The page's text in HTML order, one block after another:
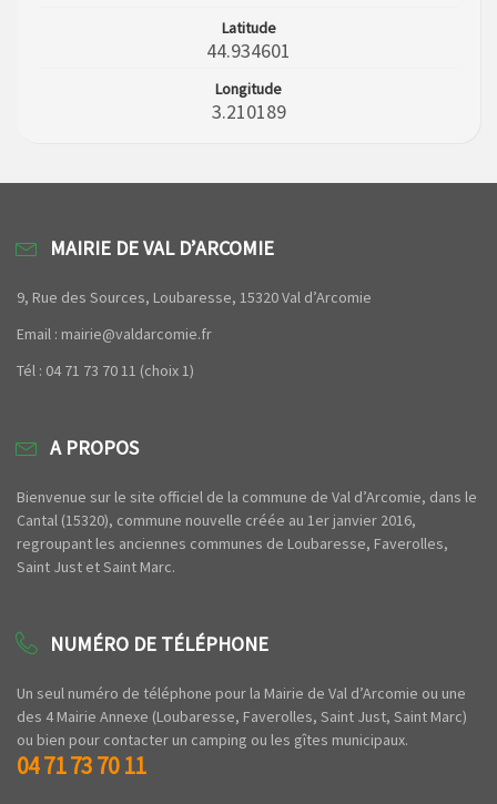
Latitude
44.934601
Longitude
3.210189
MAIRIE DE VAL D’ARCOMIE
9, Rue des Sources, Loubaresse, 15320 Val d’Arcomie
Email : mairie@valdarcomie.fr
Tél : 04 71 73 70 11 (choix 1)
A PROPOS
Bienvenue sur le site officiel de la commune de Val d’Arcomie, dans le
Cantal (15320), commune nouvelle créée au 1er janvier 2016,
regroupant les anciennes communes de Loubaresse, Faverolles,
Saint Just et Saint Marc.
NUMÉRO DE TÉLÉPHONE
Un seul numéro de téléphone pour la Mairie de Val d’Arcomie ou une
des 4 Mairie Annexe (Loubaresse, Faverolles, Saint Just, Saint Marc)
ou bien pour contacter un camping ou les gîtes municipaux.
04 71 73 70 11